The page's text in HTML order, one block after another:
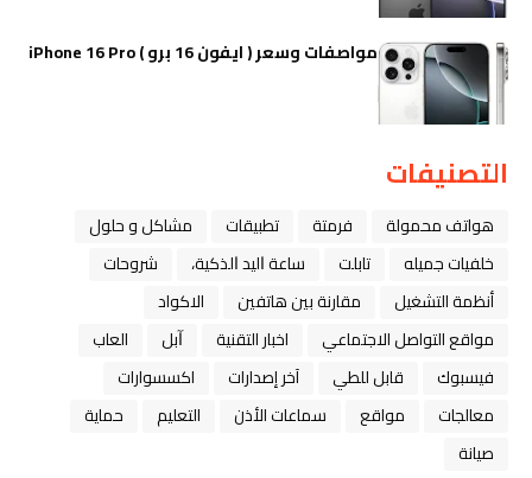
مواصفات وسعر ( ايفون 16 برو ) iPhone 16 Pro
التصنيفات
هواتف محمولة فرمتة تطبيقات
مشاكل و حلول
خلفيات جميله
تابلت ﺳﺎﻋﺔ ﺍﻟﻴﺪ ﺍﻟﺬﻛﻴﺔ،
شروحات
أنظمة التشغيل
مقارنة بين هاتفين
الاكواد
مواقع التواصل الاجتماعي
اخبار التقنية ﺁﺑﻞ
العاب
فيسبوك
قابل للطي آخر إصدارات
اكسسوارات
معالجات
مواقع سماعات الأذن التعليم
حماية
صيانة